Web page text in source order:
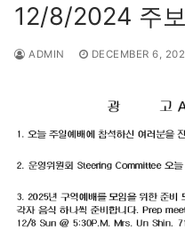
12/8/2024 주보
ADMIN DECEMBER 6,